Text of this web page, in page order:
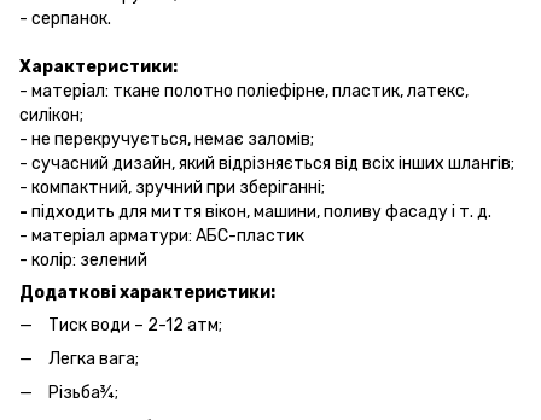
- серпанок.
Характеристики:
- матеріал: ткане полотно поліефірне, пластик, латекс,
силікон;
- не перекручується, немає заломів;
- сучасний дизайн, який відрізняється від всіх інших шлангів;
- компактний, зручний при зберіганні;
- підходить для миття вікон, машини, поливу фасаду і т. д.
- матеріал арматури: АБС-пластик
- колір: зелений
Додаткові характеристики:
Тиск води – 2-12 атм;
Легка вага;
Різьба¾;